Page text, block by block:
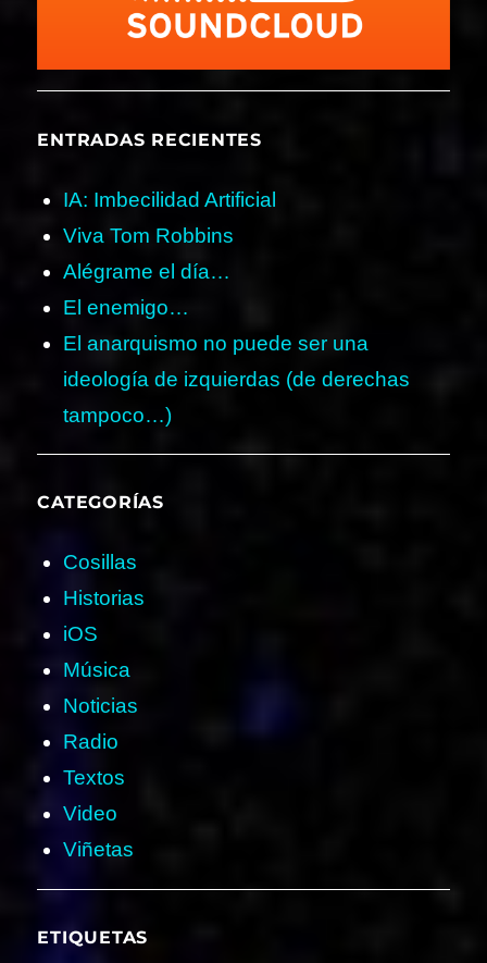
ENTRADAS RECIENTES
IA: Imbecilidad Artificial
Viva Tom Robbins
Alégrame el día…
El enemigo…
El anarquismo no puede ser una
ideología de izquierdas (de derechas
tampoco…)
CATEGORÍAS
Cosillas
Historias
iOS
Música
Noticias
Radio
Textos
Video
Viñetas
ETIQUETAS